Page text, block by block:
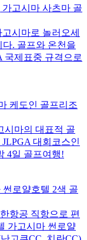
가고시마 사츠마 골
시마로 놀러오세
. 골프와 온천을
국제표중 규격으로
케도인 골프리조
시마의 대표적 골
대회코스인
4일 골프여행!
썬로얄호텔 2색 골
항공 직항으로 편
가고시마 썬로얄